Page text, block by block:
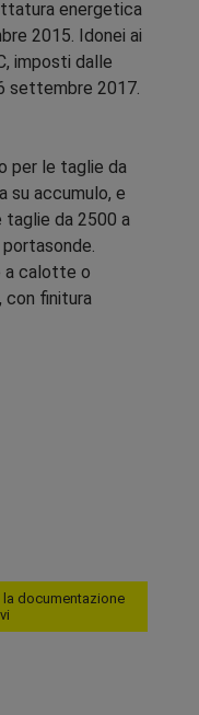
energetica
2015. Idonei ai
imposti dalle
settembre 2017.
per le taglie da
su accumulo, e
da 2500 a
a calotte o
con finitura
documentazione